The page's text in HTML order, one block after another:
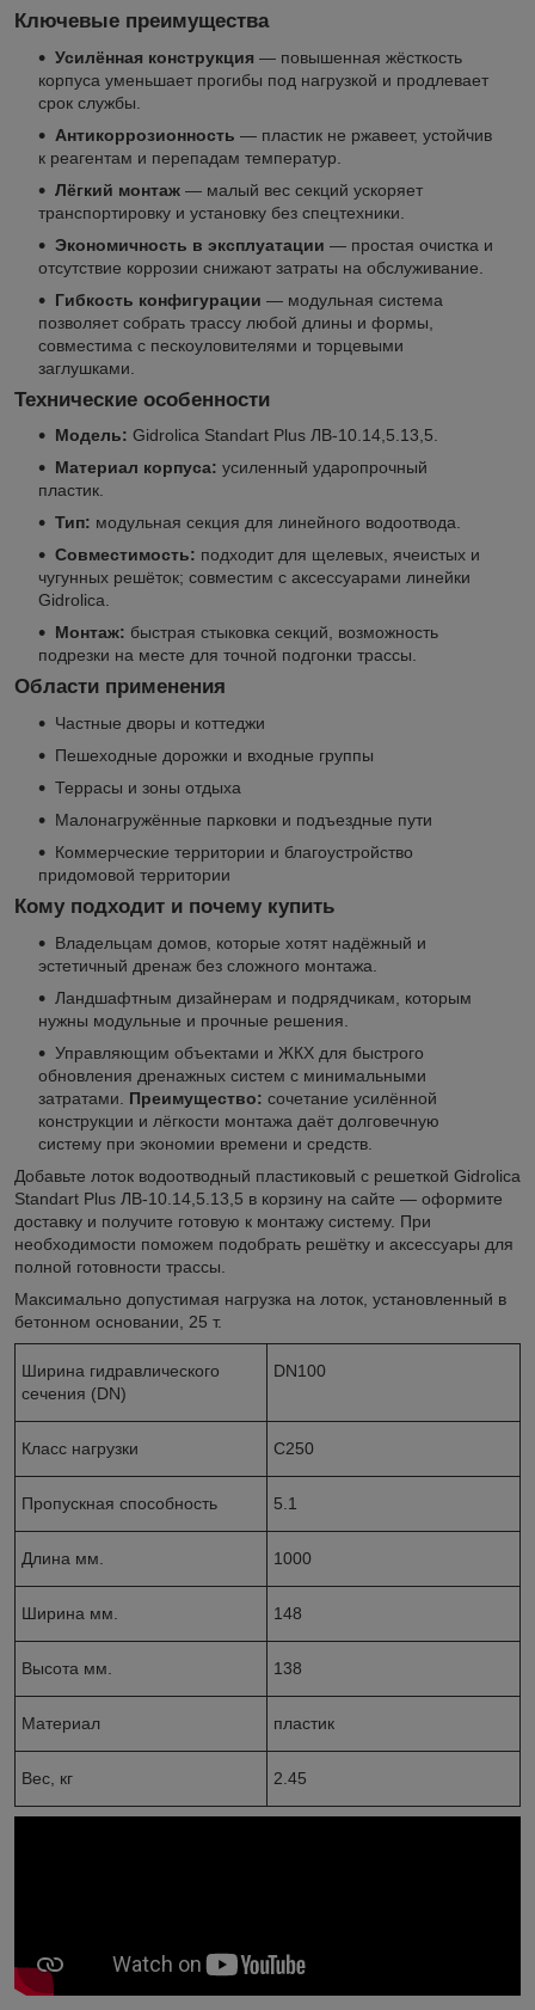
Ключевые преимущества
Усилённая конструкция — повышенная жёсткость
корпуса уменьшает прогибы под нагрузкой и продлевает
срок службы.
Антикоррозионность — пластик не ржавеет, устойчив
к реагентам и перепадам температур.
Лёгкий монтаж — малый вес секций ускоряет
транспортировку и установку без спецтехники.
Экономичность в эксплуатации — простая очистка и
отсутствие коррозии снижают затраты на обслуживание.
Гибкость конфигурации — модульная система
позволяет собрать трассу любой длины и формы,
совместима с пескоуловителями и торцевыми
заглушками.
Технические особенности
Модель: Gidrolica Standart Plus ЛВ‑10.14,5.13,5.
Материал корпуса: усиленный ударопрочный
пластик.
Тип: модульная секция для линейного водоотвода.
Совместимость: подходит для щелевых, ячеистых и
чугунных решёток; совместим с аксессуарами линейки
Gidrolica.
Монтаж: быстрая стыковка секций, возможность
подрезки на месте для точной подгонки трассы.
Области применения
Частные дворы и коттеджи
Пешеходные дорожки и входные группы
Террасы и зоны отдыха
Малонагружённые парковки и подъездные пути
Коммерческие территории и благоустройство
придомовой территории
Кому подходит и почему купить
Владельцам домов, которые хотят надёжный и
эстетичный дренаж без сложного монтажа.
Ландшафтным дизайнерам и подрядчикам, которым
нужны модульные и прочные решения.
Управляющим объектами и ЖКХ для быстрого
обновления дренажных систем с минимальными
затратами. Преимущество: сочетание усилённой
конструкции и лёгкости монтажа даёт долговечную
систему при экономии времени и средств.
Добавьте лоток водоотводный пластиковый с решеткой Gidrolica
Standart Plus ЛВ‑10.14,5.13,5 в корзину на сайте — оформите
доставку и получите готовую к монтажу систему. При
необходимости поможем подобрать решётку и аксессуары для
полной готовности трассы.
Максимально допустимая нагрузка на лоток, установленный в
бетонном основании, 25 т.
Ширина гидравлического
сечения (DN)
DN100
Класс нагрузки C250
Пропускная способность 5.1
Длина мм. 1000
Ширина мм. 148
Высота мм. 138
Материал пластик
Вес, кг 2.45